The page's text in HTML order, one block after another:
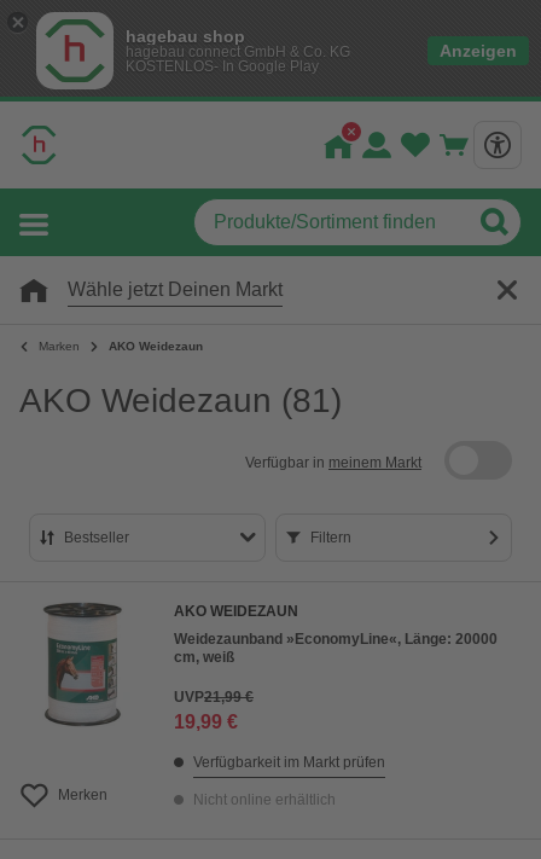
hagebau shop
hagebau connect GmbH & Co. KG
KOSTENLOS- In Google Play
Anzeigen
Wähle jetzt Deinen Markt
Marken AKO Weidezaun
AKO Weidezaun (81)
Verfügbar in meinem Markt
Bestseller
Preis aufsteigend
Preis absteigend
Bewertung
Filtern
Merken
AKO WEIDEZAUN
Weidezaunband »EconomyLine«, Länge: 20000
cm, weiß
UVP21,99 €
19,99 €
Verfügbarkeit im Markt prüfen
Nicht online erhältlich